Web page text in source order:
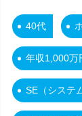
40代
年収1,000万
SE（システ